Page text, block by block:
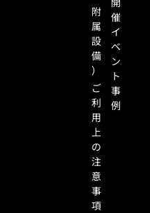
附
属
設
備
）
ご
利
用
上
の
注
意
事
項
催
イ
ベ
ン
ト
事
例